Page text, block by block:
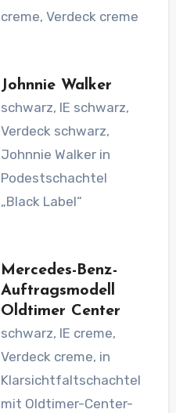
creme, Verdeck creme
Johnnie Walker
schwarz, IE schwarz,
Verdeck schwarz,
Johnnie Walker in
Podestschachtel
„Black Label“
Mercedes-Benz-
Auftragsmodell
Oldtimer Center
schwarz, IE creme,
Verdeck creme, in
Klarsichtfaltschachtel
mit Oldtimer-Center-